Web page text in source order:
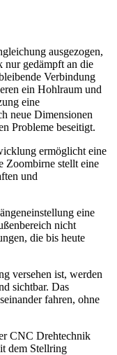
ausgezogen,
nur gedämpft an die
Verbindung
ein Hohlraum und
eine
neue Dimensionen
Probleme beseitigt.
ermöglicht eine
Zoombirne stellt eine
und
eine
nicht
die bis heute
versehen ist, werden
sichtbar. Das
fahren, ohne
CNC Drehtechnik
dem Stellring